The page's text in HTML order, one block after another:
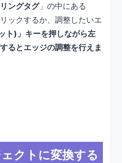
リングタグ」の中にある
リックするか、調整したいエ
ト)」キーを押しながら左
るとエッジの調整を行えま
クトに変換する